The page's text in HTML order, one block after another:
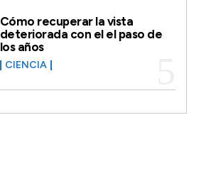
Cómo recuperar la vista
deteriorada con el el paso de
los años
CIENCIA